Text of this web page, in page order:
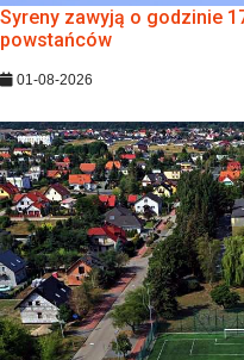
Syreny zawyją o godzinie
powstańców
01-08-2026